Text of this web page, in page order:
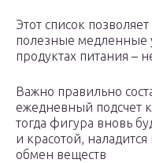
Этот список
полезные медленные
продуктах питания –
Важно правильно
ежедневный подсчет
тогда фигура вновь
и красотой,
обмен веществ